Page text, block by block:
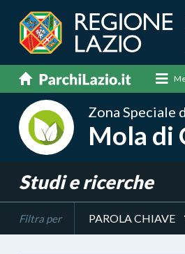
Zona Speciale
Mola di
Studi e ricerche
Filtra per PAROLA CHIAVE